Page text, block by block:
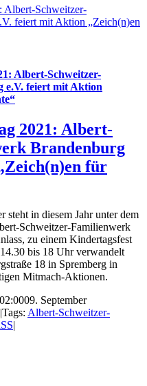
Albert-Schweitzer-
feiert mit Aktion „Zeich(n)en
Albert-Schweitzer-
e.V. feiert mit Aktion
2021: Albert-
Brandenburg
für
steht in diesem Jahr unter dem
Schweitzer-Familienwerk
zu einem Kindertagsfest
bis 18 Uhr verwandelt
18 in Spremberg in
Mitmach-Aktionen.
09. September
|Tags: Albert-Schweitzer-
|